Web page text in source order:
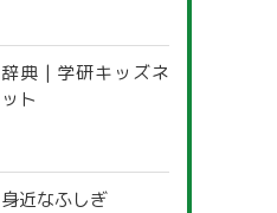
辞典 | 学研キッズネ
ット
身近なふしぎ